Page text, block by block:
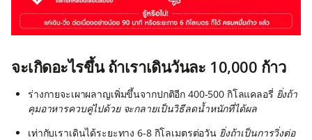
จะเกิดอะไรขึ้น ถ้าเราเดินวันละ 10,000 ก้าว
ร่างกายจะเผาผลาญเพิ่มขึ้นจากปกติอีก 400-500 กิโลแคลอรี่ ยิ่งถ้า
คุมอาหารควบคู่ไปด้วย จะกลายเป็นวิธีลดน้ำหนักที่ได้ผล
เท่ากับเราเดินได้ระยะทาง 6-8 กิโลเมตรต่อวัน ยิ่งถ้าเป็นการวิ่งต่อ